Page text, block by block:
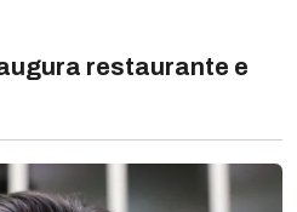
restaurante e